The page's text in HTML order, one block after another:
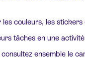
les couleurs, les
tâches en une
ensemble le